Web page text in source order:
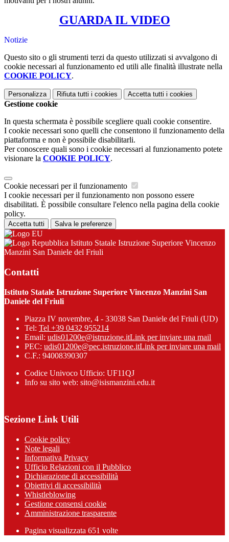
GUARDA IL VIDEO
Notizie
Questo sito o gli strumenti terzi da questo utilizzati si avvalgono di
cookie necessari al funzionamento ed utili alle finalità illustrate nella
COOKIE POLICY.
Personalizza Rifiuta tutti i cookies Accetta tutti i cookies
Gestione cookie
In questa schermata è possibile scegliere quali cookie consentire.
I cookie necessari sono quelli che consentono il funzionamento della
piattaforma e non è possibile disabilitarli.
Per conoscere quali sono i cookie necessari al funzionamento potete
visionare la COOKIE POLICY.
Cookie necessari per il funzionamento
I cookie necessari per il funzionamento non possono essere
disabilitati. È possibile consultare l'elenco nella pagina della cookie
policy.
Accetta tutti Salva le preferenze
Istituto Statale Istruzione Superiore Vincenzo
Manzini San Daniele del Friuli
Contatti
Istituto Statale Istruzione Superiore Vincenzo Manzini San
Daniele del Friuli
Piazza IV novembre, 4 - 33038 San Daniele del Friuli (UD)
Tel: Tel +39 0432 955214
Email: udis01200e@istruzione.itLink per inviare una mail
PEC: udis01200e@pec.istruzione.itLink per inviare una mail
C.F.: 94008390307
Codice Univoco Ufficio: UF11QJ
Info su sito web: sito@isismanzini.edu.it
Sezione Link Utili
Cookie policy
Note legali
Informativa Privacy
Ufficio Relazioni con il Pubblico
Dichiarazione di accessibilità
Obiettivi di accessibilità
Whistleblowing
Gestione consensi cookie
Amministrazione trasparente
Pagina visualizzata 651 volte